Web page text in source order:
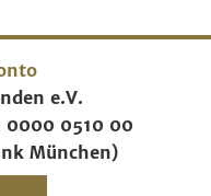
e.V.
0000 0510 00
München)